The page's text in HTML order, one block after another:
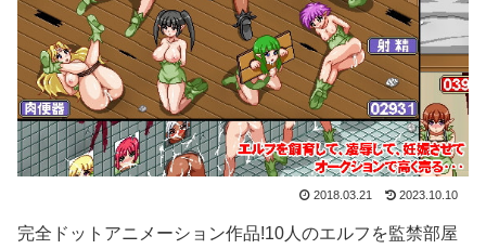
2018.03.21 2023.10.10
完全ドットアニメーション作品!10人のエルフを監禁部屋